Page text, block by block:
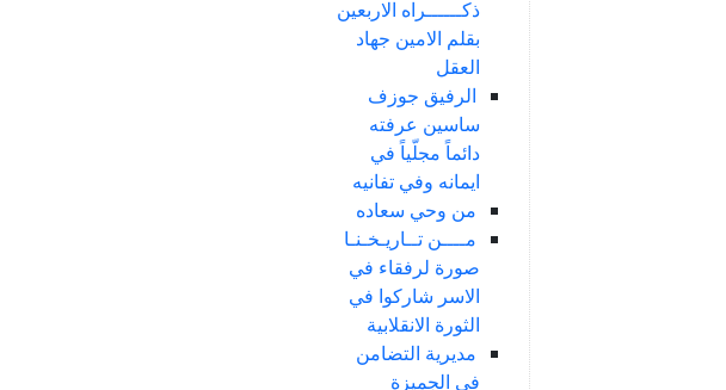
ذكــــــراه الاربعين
بقلم الامين جهاد
العقل
الرفيق جوزف
ساسين عرفته
دائماً مجلّياً في
ايمانه وفي تفانيه
من وحي سعاده
مــــن تــاريـخـنـا
صورة لرفقاء في
الاسر شاركوا في
الثورة الانقلابية
مديرية التضامن
في الجميزة